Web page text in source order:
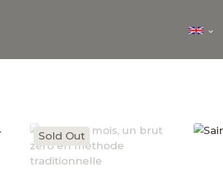
Sold Out